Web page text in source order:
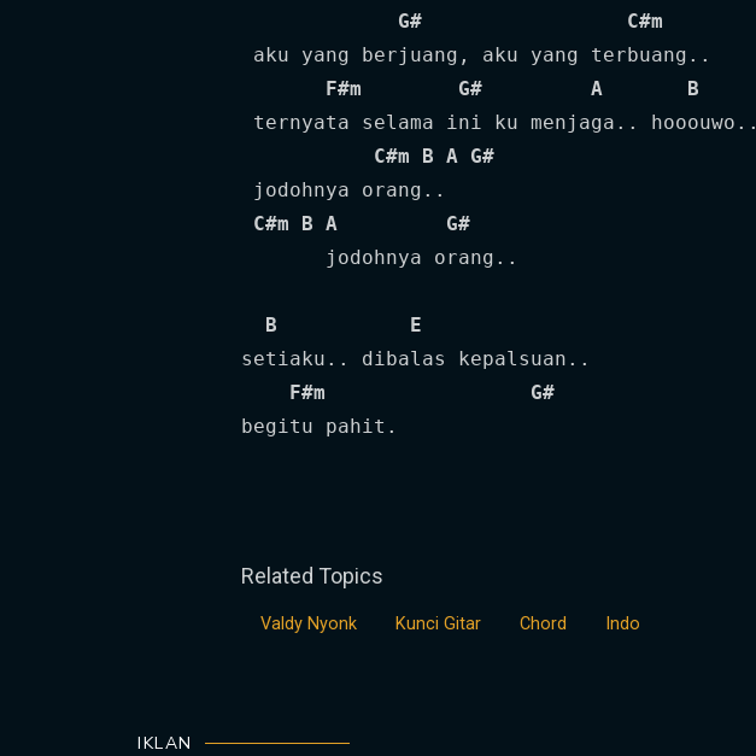
G#
C#m
aku yang berjuang, aku yang terbuang..
F#m
G# A
B
ternyata selama ini ku menjaga.. hooouwo..
C#m
B A G#
jodohnya orang..
C#m
B A
G#
       jodohnya orang..
B
E
setiaku.. dibalas kepalsuan..
F#m
G#
begitu pahit.
Related Topics
Valdy Nyonk Kunci Gitar Chord Indo
IKLAN